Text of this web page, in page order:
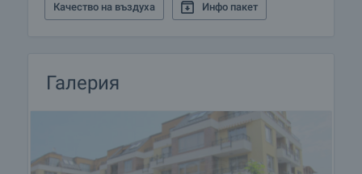
Качество на въздуха Инфо пакет
Галерия